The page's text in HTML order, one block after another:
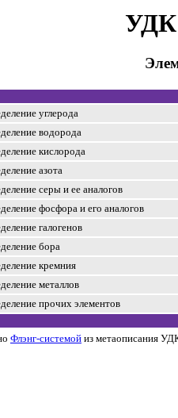
УДК
углерода
водорода
кислорода
азота
серы и ее аналогов
фосфора и его аналогов
галогенов
бора
кремния
металлов
прочих элементов
Флэнг-системой из метаописания